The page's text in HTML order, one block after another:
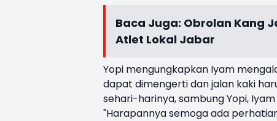
Baca Juga: Obrolan Kang
Atlet Lokal Jabar
Yopi mengungkapkan Iyam
dapat dimengerti dan jalan kaki
sehari-harinya, sambung Yopi,
"Harapannya semoga ada